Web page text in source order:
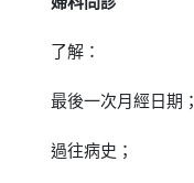
了解：
最後一次月經日期；
過往病史；